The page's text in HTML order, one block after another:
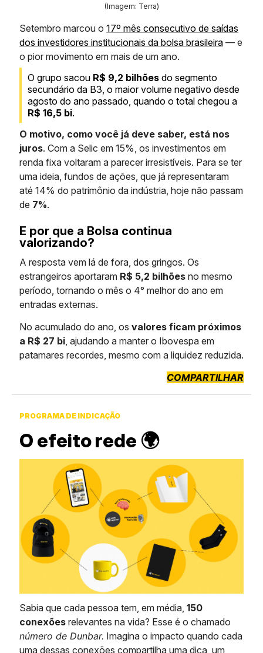
(Imagem: Terra)
Setembro marcou o 17º mês consecutivo de saídas
dos investidores institucionais da bolsa brasileira — e
o pior movimento em mais de um ano.
O grupo sacou R$ 9,2 bilhões do segmento
secundário da B3, o maior volume negativo desde
agosto do ano passado, quando o total chegou a
R$ 16,5 bi.
O motivo, como você já deve saber, está nos
juros. Com a Selic em 15%, os investimentos em
renda fixa voltaram a parecer irresistíveis. Para se ter
uma ideia, fundos de ações, que já representaram
até 14% do patrimônio da indústria, hoje não passam
de 7%.
E por que a Bolsa continua
valorizando?
A resposta vem lá de fora, dos gringos. Os
estrangeiros aportaram R$ 5,2 bilhões no mesmo
período, tornando o mês o 4° melhor do ano em
entradas externas.
No acumulado do ano, os valores ficam próximos
a R$ 27 bi , ajudando a manter o Ibovespa em
patamares recordes, mesmo com a liquidez reduzida.
COMPARTILHAR
PROGRAMA DE INDICAÇÃO
O efeito rede 🌍️
Sabia que cada pessoa tem, em média, 150
conexões relevantes na vida? Esse é o chamado
número de Dunbar. Imagina o impacto quando cada
uma dessas conexões compartilha uma dica, um